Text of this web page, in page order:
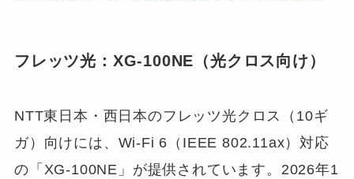
フレッツ光：XG-100NE（光クロス向け）
NTT東日本・西日本のフレッツ光クロス（10ギ
ガ）向けには、Wi-Fi 6（IEEE 802.11ax）対応
の「XG-100NE」が提供されています。2026年1